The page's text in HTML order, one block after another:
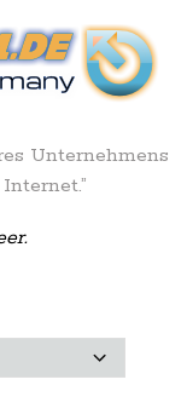
Unternehmens